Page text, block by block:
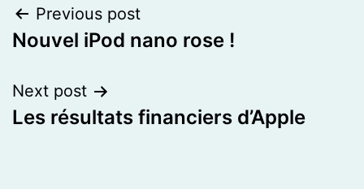
Post
navigation
Previous post
Nouvel iPod nano rose !
Next post
Les résultats financiers d’Apple